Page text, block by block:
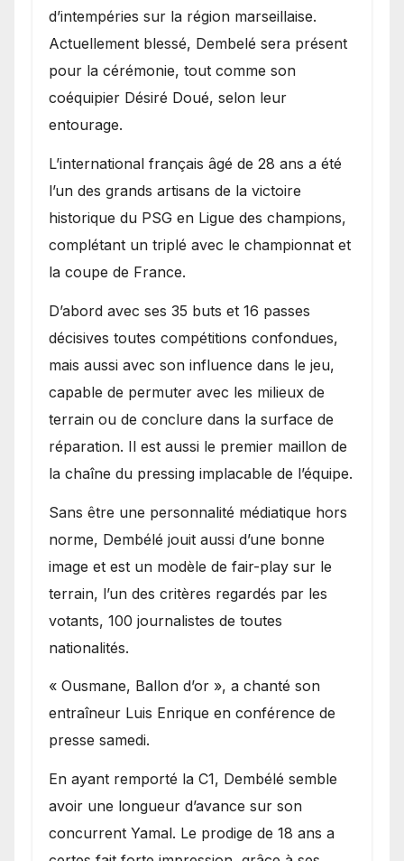
d’intempéries sur la région marseillaise.
Actuellement blessé, Dembelé sera présent
pour la cérémonie, tout comme son
coéquipier Désiré Doué, selon leur
entourage.
L’international français âgé de 28 ans a été
l’un des grands artisans de la victoire
historique du PSG en Ligue des champions,
complétant un triplé avec le championnat et
la coupe de France.
D’abord avec ses 35 buts et 16 passes
décisives toutes compétitions confondues,
mais aussi avec son influence dans le jeu,
capable de permuter avec les milieux de
terrain ou de conclure dans la surface de
réparation. Il est aussi le premier maillon de
la chaîne du pressing implacable de l’équipe.
Sans être une personnalité médiatique hors
norme, Dembélé jouit aussi d’une bonne
image et est un modèle de fair-play sur le
terrain, l’un des critères regardés par les
votants, 100 journalistes de toutes
nationalités.
« Ousmane, Ballon d’or », a chanté son
entraîneur Luis Enrique en conférence de
presse samedi.
En ayant remporté la C1, Dembélé semble
avoir une longueur d’avance sur son
concurrent Yamal. Le prodige de 18 ans a